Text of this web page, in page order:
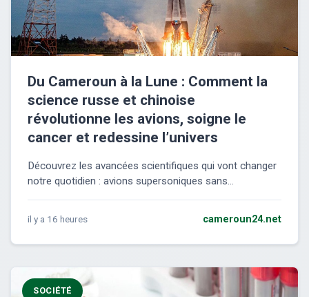
Du Cameroun à la Lune : Comment la
science russe et chinoise
révolutionne les avions, soigne le
cancer et redessine l’univers
Découvrez les avancées scientifiques qui vont changer
notre quotidien : avions supersoniques sans...
il y a 16 heures cameroun24.net
SOCIÉTÉ